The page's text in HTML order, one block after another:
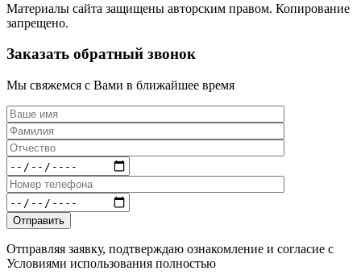
Материалы сайта защищены авторским правом. Копирование
запрещено.
Заказать обратный звонок
Мы свяжемся с Вами в ближайшее время
Отправляя заявку, подтверждаю ознакомление и согласие с
Условиями использования полностью